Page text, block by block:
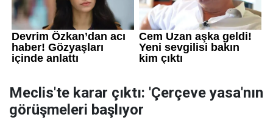
Meclis'te karar çıktı: 'Çerçeve yasa'nın
görüşmeleri başlıyor